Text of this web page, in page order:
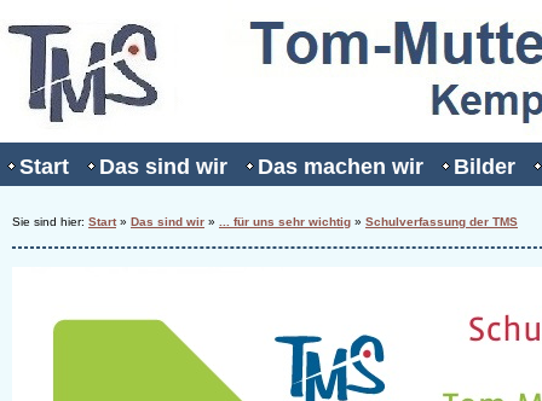
Start Das sind wir Das machen wir Bilder
Sie sind hier: Start» Das sind wir » ... für uns sehr wichtig » Schulverfassung der TMS